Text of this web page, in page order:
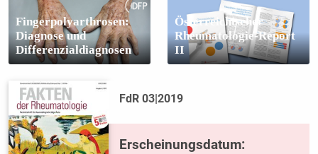
Fingerpolyarthrosen:
Diagnose und
Differenzialdiagnosen
Österreichischer
Rheumatologie-Report
II
FdR 03|2019
Erscheinungsdatum: